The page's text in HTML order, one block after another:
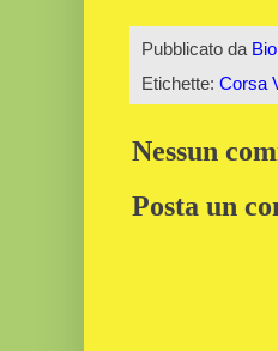
Pubblicato da
Etichette: Corsa
Nessun
Posta un